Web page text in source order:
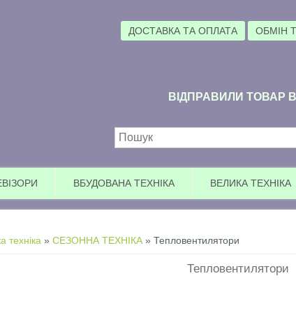
ДОСТАВКА ТА ОПЛАТА ОБМІН
ВІДПРАВИЛИ ТОВАР
Пошукова форма
ВБУДОВАНА ТЕХНІКА ВЕЛИКА ТЕХНІКА
техніка »СЕЗОННА ТЕХНІКА» Тепловентилятори
Тепловентилятори